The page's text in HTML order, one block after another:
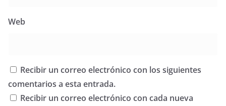
Web
Recibir un correo electrónico con los siguientes
comentarios a esta entrada.
Recibir un correo electrónico con cada nueva